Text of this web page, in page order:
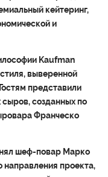
кейтеринг,
и
Kaufman
выверенной
представили
созданных по
Франческо
шеф-повар Марко
проекта,